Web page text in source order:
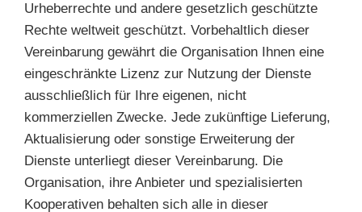
Urheberrechte und andere gesetzlich geschützte
Rechte weltweit geschützt. Vorbehaltlich dieser
Vereinbarung gewährt die Organisation Ihnen eine
eingeschränkte Lizenz zur Nutzung der Dienste
ausschließlich für Ihre eigenen, nicht
kommerziellen Zwecke. Jede zukünftige Lieferung,
Aktualisierung oder sonstige Erweiterung der
Dienste unterliegt dieser Vereinbarung. Die
Organisation, ihre Anbieter und spezialisierten
Kooperativen behalten sich alle in dieser